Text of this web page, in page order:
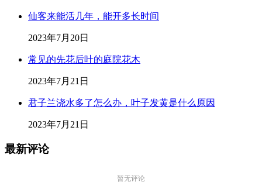
仙客来能活几年，能开多长时间
2023年7月20日
常见的先花后叶的庭院花木
2023年7月21日
君子兰浇水多了怎么办，叶子发黄是什么原因
2023年7月21日
最新评论
暂无评论